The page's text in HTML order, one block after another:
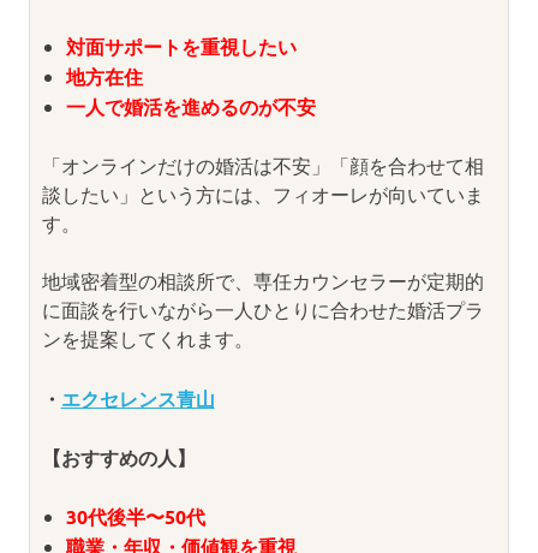
対面サポートを重視したい
地方在住
一人で婚活を進めるのが不安
「オンラインだけの婚活は不安」「顔を合わせて相
談したい」という方には、フィオーレが向いていま
す。
地域密着型の相談所で、専任カウンセラーが定期的
に面談を行いながら一人ひとりに合わせた婚活プラ
ンを提案してくれます。
・ エクセレンス青山
【おすすめの人】
30代後半〜50代
職業・年収・価値観を重視